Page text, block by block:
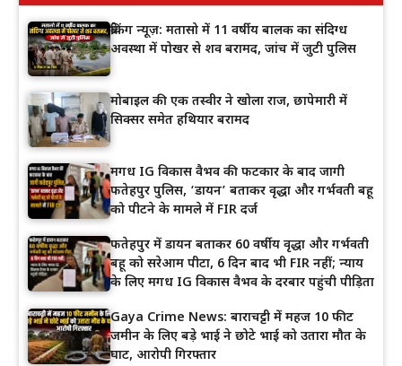
ब्रेकिंग न्यूज़: मतासो में 11 वर्षीय बालक का संदिग्ध
अवस्था में पोखर से शव बरामद, जांच में जुटी पुलिस
मोबाइल की एक तस्वीर ने खोला राज, छापेमारी में
सिक्सर समेत हथियार बरामद
मगध IG विकास वैभव की फटकार के बाद जागी
फतेहपुर पुलिस, ‘डायन’ बताकर वृद्धा और गर्भवती बहू
को पीटने के मामले में FIR दर्ज
फतेहपुर में डायन बताकर 60 वर्षीय वृद्धा और गर्भवती
बहू को सरेआम पीटा, 6 दिन बाद भी FIR नहीं; न्याय
के लिए मगध IG विकास वैभव के दरबार पहुंची पीड़िता
Gaya Crime News: बाराचट्टी में महज 10 फीट
जमीन के लिए बड़े भाई ने छोटे भाई को उतारा मौत के
घाट, आरोपी गिरफ्तार